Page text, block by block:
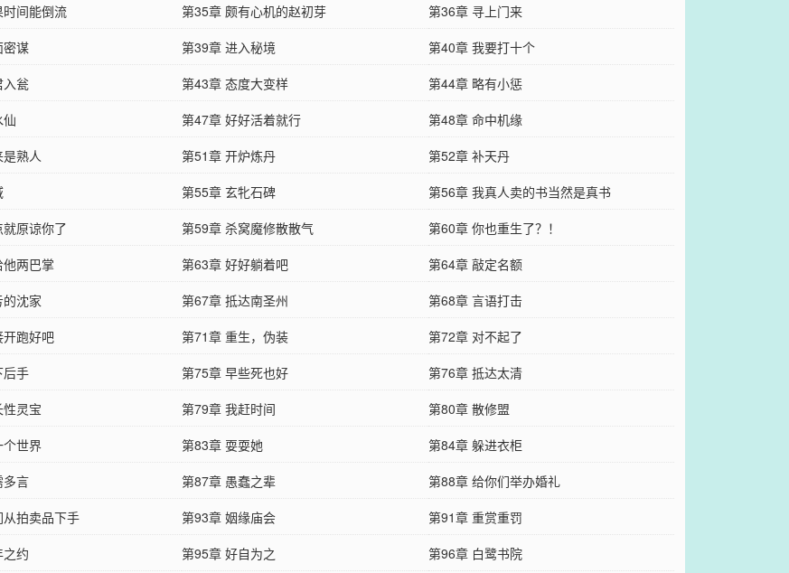
间能倒流 第35章 颇有心机的赵初芽
第36章 寻上门来
密谋 第39章 进入秘境
第40章 我要打十个
瓮 第43章 态度大变样
第44章 略有小惩
第47章 好好活着就行
第48章 命中机缘
熟人 第51章 开炉炼丹
第52章 补天丹
第55章 玄牝石碑
第56章 我真人卖的书当然是真书
原谅你了 第59章 杀窝魔修散散气
第60章 你也重生了？！
两巴掌 第63章 好好躺着吧
第64章 敲定名额
沈家 第67章 抵达南圣州
第68章 言语打击
跑好吧 第71章 重生，伪装
第72章 对不起了
后手 第75章 早些死也好
第76章 抵达太清
灵宝 第79章 我赶时间
第80章 散修盟
世界 第83章 耍耍她
第84章 躲进衣柜
多言 第87章 愚蠢之辈
第88章 给你们举办婚礼
拍卖品下手 第93章 姻缘庙会
第91章 重赏重罚
约 第95章 好自为之 第96章 白鹭书院